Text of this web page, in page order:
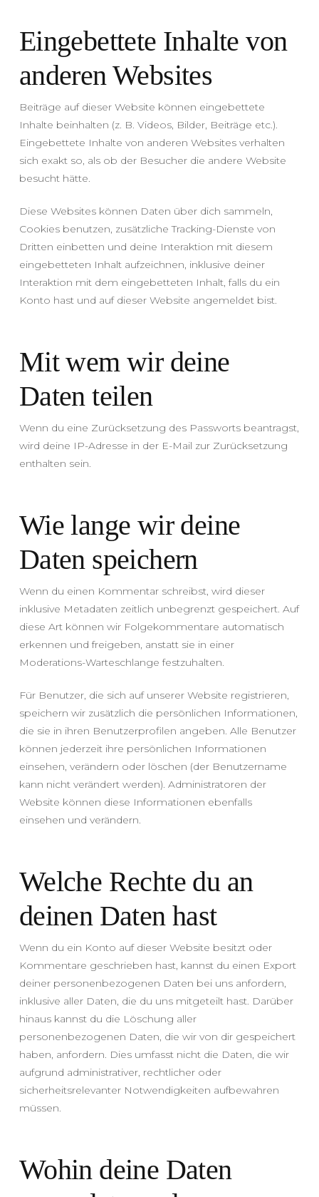
Eingebettete Inhalte von
anderen Websites
Beiträge auf dieser Website können eingebettete
Inhalte beinhalten (z. B. Videos, Bilder, Beiträge etc.).
Eingebettete Inhalte von anderen Websites verhalten
sich exakt so, als ob der Besucher die andere Website
besucht hätte.
Diese Websites können Daten über dich sammeln,
Cookies benutzen, zusätzliche Tracking-Dienste von
Dritten einbetten und deine Interaktion mit diesem
eingebetteten Inhalt aufzeichnen, inklusive deiner
Interaktion mit dem eingebetteten Inhalt, falls du ein
Konto hast und auf dieser Website angemeldet bist.
Mit wem wir deine
Daten teilen
Wenn du eine Zurücksetzung des Passworts beantragst,
wird deine IP-Adresse in der E-Mail zur Zurücksetzung
enthalten sein.
Wie lange wir deine
Daten speichern
Wenn du einen Kommentar schreibst, wird dieser
inklusive Metadaten zeitlich unbegrenzt gespeichert. Auf
diese Art können wir Folgekommentare automatisch
erkennen und freigeben, anstatt sie in einer
Moderations-Warteschlange festzuhalten.
Für Benutzer, die sich auf unserer Website registrieren,
speichern wir zusätzlich die persönlichen Informationen,
die sie in ihren Benutzerprofilen angeben. Alle Benutzer
können jederzeit ihre persönlichen Informationen
einsehen, verändern oder löschen (der Benutzername
kann nicht verändert werden). Administratoren der
Website können diese Informationen ebenfalls
einsehen und verändern.
Welche Rechte du an
deinen Daten hast
Wenn du ein Konto auf dieser Website besitzt oder
Kommentare geschrieben hast, kannst du einen Export
deiner personenbezogenen Daten bei uns anfordern,
inklusive aller Daten, die du uns mitgeteilt hast. Darüber
hinaus kannst du die Löschung aller
personenbezogenen Daten, die wir von dir gespeichert
haben, anfordern. Dies umfasst nicht die Daten, die wir
aufgrund administrativer, rechtlicher oder
sicherheitsrelevanter Notwendigkeiten aufbewahren
müssen.
Wohin deine Daten